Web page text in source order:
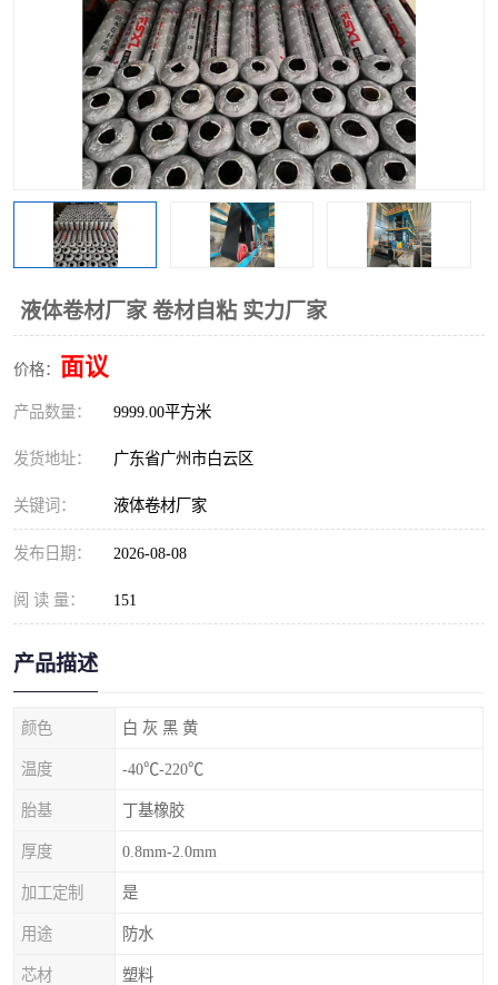
液体卷材厂家 卷材自粘 实力厂家
价格： 面议
产品数量： 9999.00平方米
发货地址： 广东省广州市白云区
关键词： 液体卷材厂家
发布日期： 2026-08-08
阅 读 量： 151
产品描述
颜色 白 灰 黑 黄
温度 -40℃-220℃
胎基 丁基橡胶
厚度 0.8mm-2.0mm
加工定制 是
用途 防水
芯材 塑料